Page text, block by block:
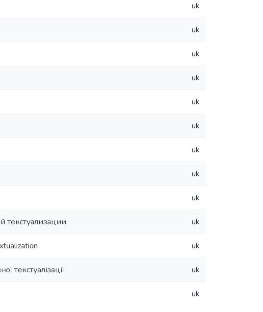
uk
uk
uk
uk
uk
uk
uk
uk
uk
текстуализации uk
uk
текстуалізації uk
uk